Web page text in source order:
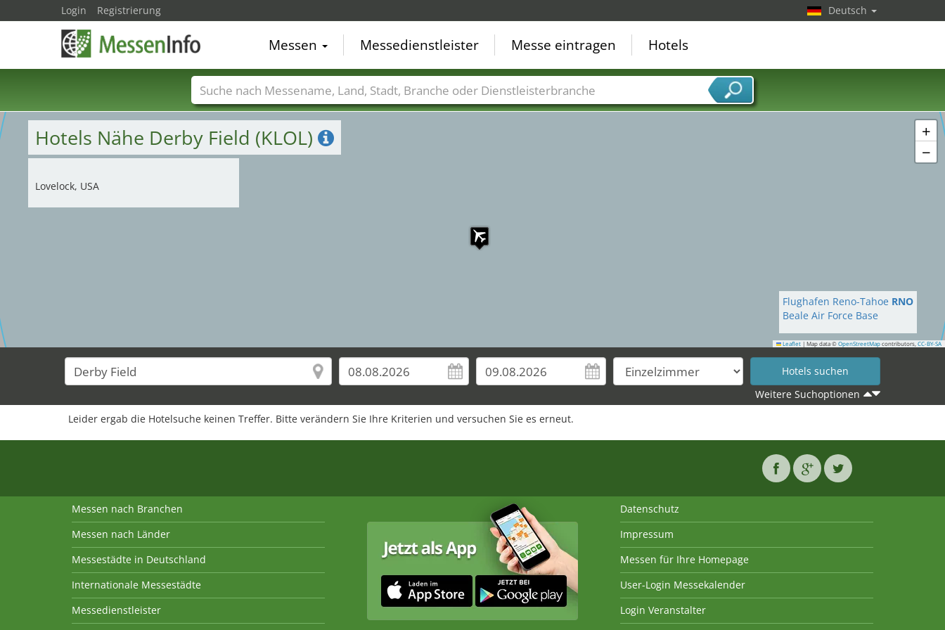
+
−
Leaflet | Map data © OpenStreetMap contributors, CC-BY-SA
Hotels Nähe Derby Field (KLOL)
Lovelock, USA
Flughafen Reno-Tahoe RNO
Beale Air Force Base
Weitere Suchoptionen
Leider ergab die Hotelsuche keinen Treffer. Bitte verändern Sie Ihre Kriterien und versuchen Sie es erneut.
Login Registrierung Deutsch
Messen Messedienstleister Messe eintragen Hotels
Messenamen Länder Städte Branchen Dienstleisterbranchen
Messen nach Branchen
Messen nach Länder
Messestädte in Deutschland
Internationale Messestädte
Messedienstleister
Datenschutz
Impressum
Messen für Ihre Homepage
User-Login Messekalender
Login Veranstalter